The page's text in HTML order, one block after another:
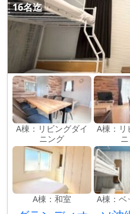
16名迄
A棟：リビングダイ
ニング
A棟：リ
A棟：和室 A棟：ベ